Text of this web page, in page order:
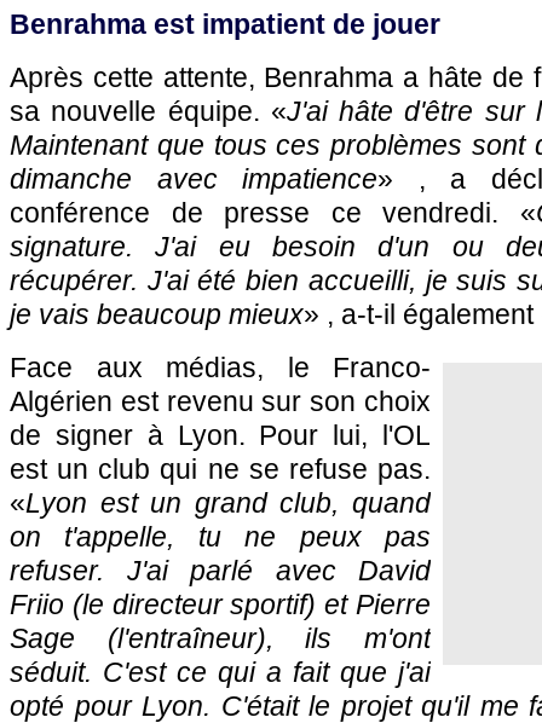
Benrahma est impatient de jouer
Après cette attente, Benrahma a hâte de
sa nouvelle équipe. «J'ai hâte d'être sur
Maintenant que tous ces problèmes sont
dimanche avec impatience» , a
conférence de presse ce vendredi. «
signature. J'ai eu besoin d'un ou
récupérer. J'ai été bien accueilli, je suis
je vais beaucoup mieux» , a-t-il également
Face aux médias, le Franco-
Algérien est revenu sur son choix
de signer à Lyon. Pour lui, l'OL
est un club qui ne se refuse pas.
«Lyon est un grand club, quand
on t'appelle, tu ne peux pas
refuser. J'ai parlé avec David
Friio (le directeur sportif) et Pierre
Sage (l'entraîneur), ils m'ont
séduit. C'est ce qui a fait que j'ai
opté pour Lyon. C'était le projet qu'il me